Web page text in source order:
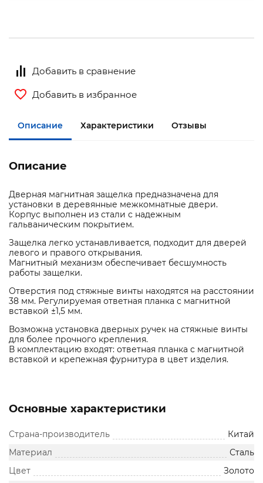
Добавить в сравнение
Добавить в избранное
Описание Характеристики Отзывы
Описание
Дверная магнитная защелка предназначена для
установки в деревянные межкомнатные двери.
Корпус выполнен из стали с надежным
гальваническим покрытием.
Защелка легко устанавливается, подходит для дверей
левого и правого открывания.
Магнитный механизм обеспечивает бесшумность
работы защелки.
Отверстия под стяжные винты находятся на расстоянии
38 мм. Регулируемая ответная планка с магнитной
вставкой ±1,5 мм.
Возможна установка дверных ручек на стяжные винты
для более прочного крепления.
В комплектацию входят: ответная планка с магнитной
вставкой и крепежная фурнитура в цвет изделия.
Основные характеристики
Страна-производитель
Китай
Материал
Сталь
Цвет
Золото